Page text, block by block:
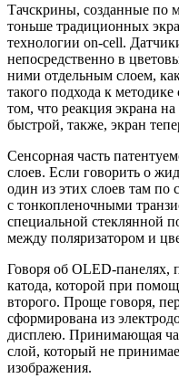
Тачскрины, созданные по
тоньше традиционных
технологии on-cell.
непосредственно в
ними отдельным слоем,
такого подхода к методике
том, что реакция экрана
быстрой, также, экран
Сенсорная часть
слоев. Если говорить о
один из этих слоев там по
с тонкопленочными
специальной стеклянной
между поляризатором и
Говоря об OLED-панелях,
катода, которой при
второго. Проще говоря,
сформирована из
дисплею. Принимающая
слой, который не
изображения.